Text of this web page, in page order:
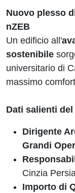
Nuovo plesso
nZEB
Un edificio all'
sostenibile
universitario di
massimo
Dati salienti
Dirigente
Grandi
Cinzia
Importo di